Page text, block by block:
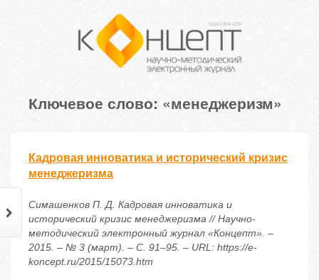
Ключевое слово: «менеджеризм»
Кадровая инноватика и исторический кризис
менеджеризма
Симашенков П. Д. Кадровая инноватика и
исторический кризис менеджеризма // Научно-
методический электронный журнал «Концепт». –
2015. – № 3 (март). – С. 91–95. – URL: https://e-
koncept.ru/2015/15073.htm